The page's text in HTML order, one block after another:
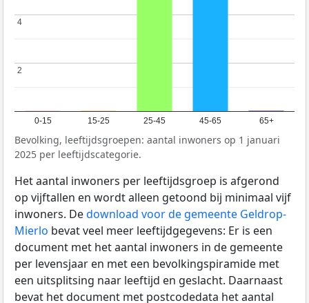
0-15 15-25 25-45 45-65 65+
2
2
4
4
Bevolking, leeftijdsgroepen: aantal inwoners op 1 januari
2025 per leeftijdscategorie.
Het aantal inwoners per leeftijdsgroep is afgerond
op vijftallen en wordt alleen getoond bij minimaal vijf
inwoners. Dedownload voor de gemeente Geldrop-
Mierlo bevat veel meer leeftijdgegevens: Er is een
document met het aantal inwoners in de gemeente
per levensjaar en met een bevolkingspiramide met
een uitsplitsing naar leeftijd en geslacht. Daarnaast
bevat het document met postcodedata het aantal